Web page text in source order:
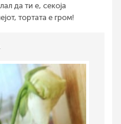
да ти е, секоја
тортата е гром!